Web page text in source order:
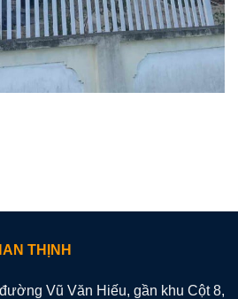
THỊNH
Vũ Văn Hiếu, gần khu Cột 8,